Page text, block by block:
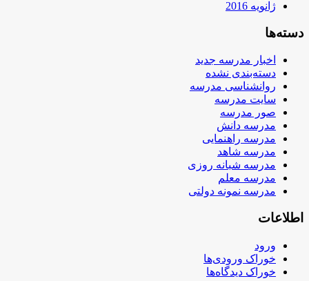
ژانویه 2016
دسته‌ها
اخبار مدرسه جدید
دسته‌بندی نشده
روانشناسی مدرسه
سایت مدرسه
صور مدرسه
مدرسه دانش
مدرسه راهنمایی
مدرسه شاهد
مدرسه شبانه روزی
مدرسه معلم
مدرسه نمونه دولتی
اطلاعات
ورود
خوراک ورودی‌ها
خوراک دیدگاه‌ها